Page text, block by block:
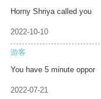
Horny Shriya called you
2022-10-10
游客
You have 5 minute oppor
2022-07-21